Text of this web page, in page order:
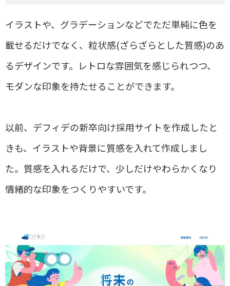
イラストや、グラデーションなどでただ単純に色を
載せるだけでなく、粒状感(ざらざらとした質感)のあ
るデザインです。レトロな雰囲気を感じられつつ、
モダンな印象を持たせることができます。
以前、デフィデの新卒向け採用サイトを作成したと
きも、イラストや背景に質感を入れて作成しまし
た。質感を入れるだけで、少しだけやわらかくなり
情緒的な印象をつくりやすいです。